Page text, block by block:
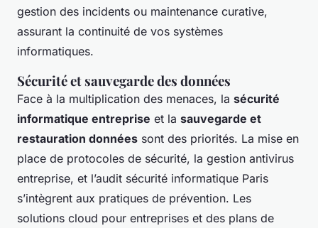
gestion des incidents ou maintenance curative,
assurant la continuité de vos systèmes
informatiques.
Sécurité et sauvegarde des données
Face à la multiplication des menaces, la sécurité
informatique entreprise et la sauvegarde et
restauration données sont des priorités. La mise en
place de protocoles de sécurité, la gestion antivirus
entreprise, et l’audit sécurité informatique Paris
s’intègrent aux pratiques de prévention. Les
solutions cloud pour entreprises et des plans de